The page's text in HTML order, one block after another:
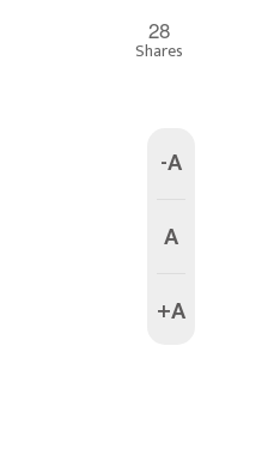
28
Shares
-A
A
+A